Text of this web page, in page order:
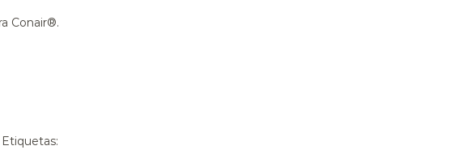
Conair®.
Etiquetas: